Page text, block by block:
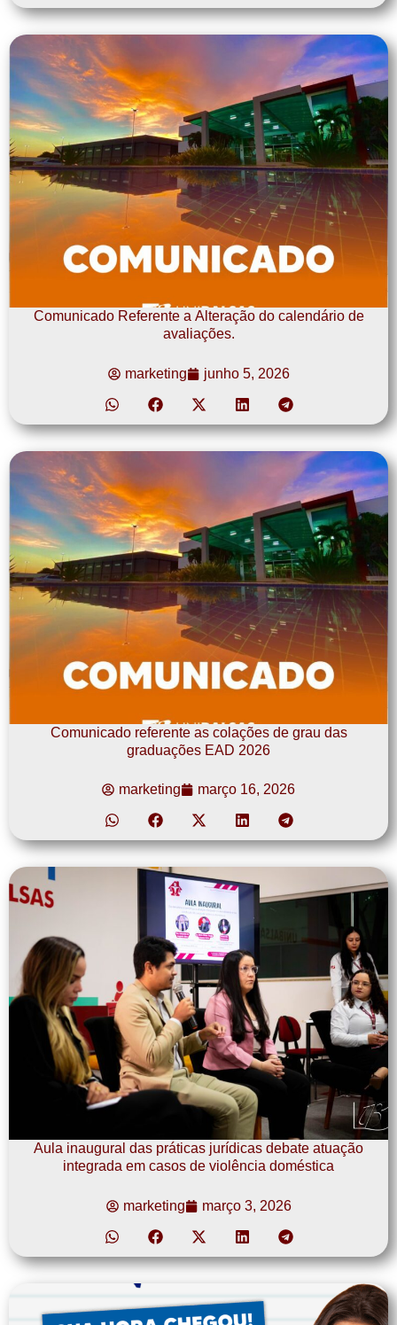
Comunicado Referente a Alteração do calendário de
avaliações.
marketing junho 5, 2026
Comunicado referente as colações de grau das
graduações EAD 2026
marketing março 16, 2026
Aula inaugural das práticas jurídicas debate atuação
integrada em casos de violência doméstica
marketing março 3, 2026